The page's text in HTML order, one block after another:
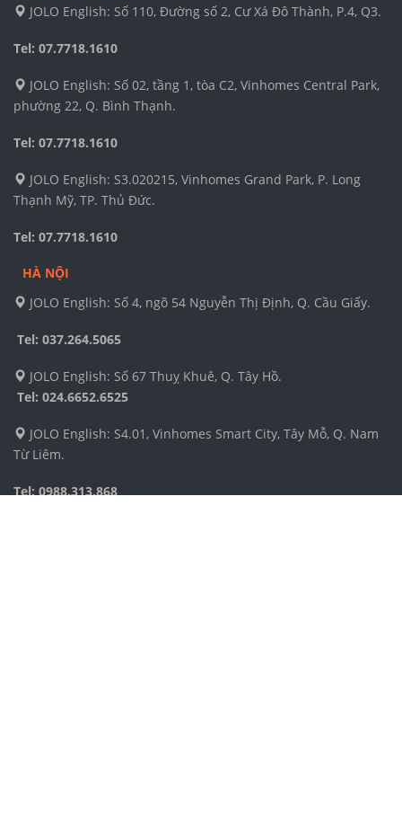
JOLO English: Số 110, Đường số 2, Cư Xá Đô Thành, P.4, Q3.
Tel: 07.7718.1610
JOLO English: Số 02, tầng 1, tòa C2, Vinhomes Central Park,
phường 22, Q. Bình Thạnh.
Tel: 07.7718.1610
JOLO English: S3.020215, Vinhomes Grand Park, P. Long
Thạnh Mỹ, TP. Thủ Đức.
Tel: 07.7718.1610
HÀ NỘI
JOLO English: Số 4, ngõ 54 Nguyễn Thị Định, Q. Cầu Giấy.
Tel: 037.264.5065
JOLO English: Số 67 Thuỵ Khuê, Q. Tây Hồ.
Tel: 024.6652.6525
JOLO English: S4.01, Vinhomes Smart City, Tây Mỗ, Q. Nam
Từ Liêm.
Tel: 0988.313.868